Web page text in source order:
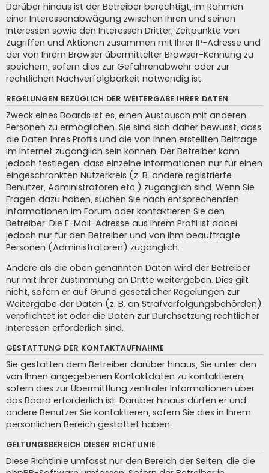
Darüber hinaus ist der Betreiber berechtigt, im Rahmen
einer Interessenabwägung zwischen Ihren und seinen
Interessen sowie den Interessen Dritter, Zeitpunkte von
Zugriffen und Aktionen zusammen mit Ihrer IP-Adresse und
der von Ihrem Browser übermittelter Browser-Kennung zu
speichern, sofern dies zur Gefahrenabwehr oder zur
rechtlichen Nachverfolgbarkeit notwendig ist.
REGELUNGEN BEZÜGLICH DER WEITERGABE IHRER DATEN
Zweck eines Boards ist es, einen Austausch mit anderen
Personen zu ermöglichen. Sie sind sich daher bewusst, dass
die Daten Ihres Profils und die von Ihnen erstellten Beiträge
im Internet zugänglich sein können. Der Betreiber kann
jedoch festlegen, dass einzelne Informationen nur für einen
eingeschränkten Nutzerkreis (z. B. andere registrierte
Benutzer, Administratoren etc.) zugänglich sind. Wenn Sie
Fragen dazu haben, suchen Sie nach entsprechenden
Informationen im Forum oder kontaktieren Sie den
Betreiber. Die E-Mail-Adresse aus Ihrem Profil ist dabei
jedoch nur für den Betreiber und von ihm beauftragte
Personen (Administratoren) zugänglich.
Andere als die oben genannten Daten wird der Betreiber
nur mit Ihrer Zustimmung an Dritte weitergeben. Dies gilt
nicht, sofern er auf Grund gesetzlicher Regelungen zur
Weitergabe der Daten (z. B. an Strafverfolgungsbehörden)
verpflichtet ist oder die Daten zur Durchsetzung rechtlicher
Interessen erforderlich sind.
GESTATTUNG DER KONTAKTAUFNAHME
Sie gestatten dem Betreiber darüber hinaus, Sie unter den
von Ihnen angegebenen Kontaktdaten zu kontaktieren,
sofern dies zur Übermittlung zentraler Informationen über
das Board erforderlich ist. Darüber hinaus dürfen er und
andere Benutzer Sie kontaktieren, sofern Sie dies in Ihrem
persönlichen Bereich gestattet haben.
GELTUNGSBEREICH DIESER RICHTLINIE
Diese Richtlinie umfasst nur den Bereich der Seiten, die die